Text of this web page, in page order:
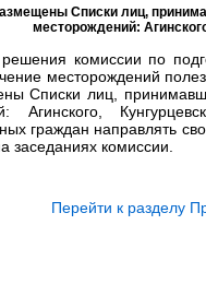
Списки лиц,
месторождений:
комиссии по
месторождений
Списки лиц,
Агинского,
граждан направлять
заседаниях комиссии.
Перейти к разделу